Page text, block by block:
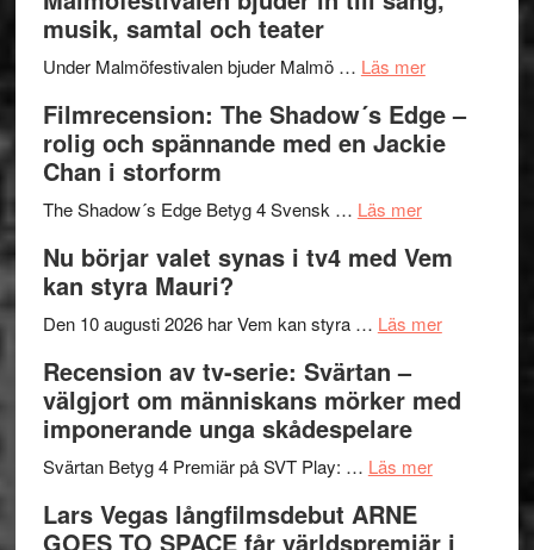
terräng
på
Endre,
Roland
Pöntinen
Artipelag
musik, samtal och teater
Under Malmöfestivalen bjuder Malmö … Läs merom
bjuder
in
samtal
teater
Filmrecension: The Shadow´s Edge –
rolig och spännande med en Jackie
Chan i storform
The Shadow´s Edge Betyg 4 Svensk … Läs merom
The
´s
rolig
spännande
Nu börjar valet synas i tv4 med Vem
kan styra Mauri?
Den 10 augusti 2026 har Vem kan styra … Läs merom
valet
Recension av tv-serie: Svärtan –
välgjort om människans mörker med
imponerande unga skådespelare
Svärtan Betyg 4 Premiär på SVT Play: … Läs merom
Lars Vegas långfilmsdebut ARNE
GOES TO SPACE får världspremiär i